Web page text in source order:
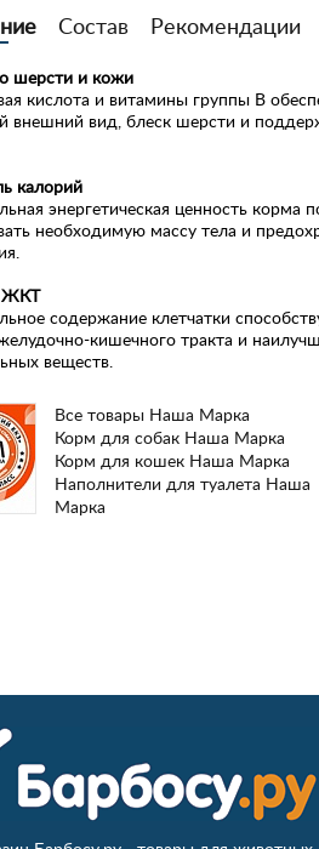
Состав Рекомендации
шерсти и кожи
кислота и витамины группы В
внешний вид, блеск шерсти и
калорий
энергетическая ценность корма
необходимую массу тела и
ЖКТ
содержание клетчатки
кишечного тракта и
веществ.
Все товары Наша Марка
Корм для собак Наша Марка
Корм для кошек Наша Марка
Наполнители для туалета Наша
Марка